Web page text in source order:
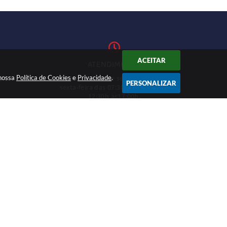
Política de Cookies e Privacidade.
ACEITAR
PERSONALIZAR
27
ATENDIMENTO
Atendimento de segunda-feira a
sexta-feira das 07:30h às 11h e das
12:30h às17:00h.